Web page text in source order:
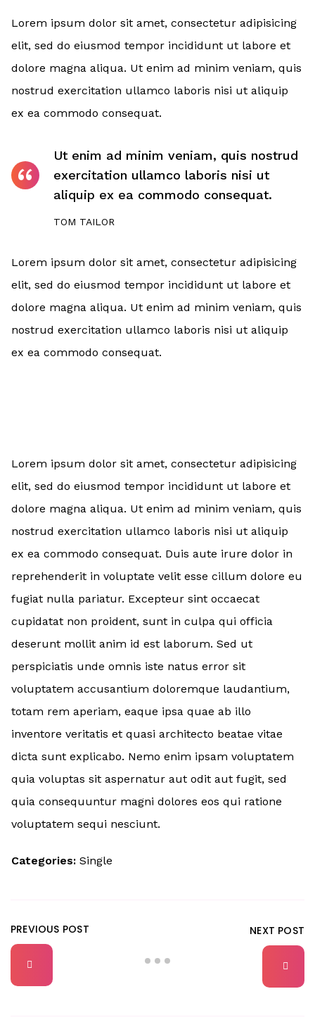
Lorem ipsum dolor sit amet, consectetur adipisicing
elit, sed do eiusmod tempor incididunt ut labore et
dolore magna aliqua. Ut enim ad minim veniam, quis
nostrud exercitation ullamco laboris nisi ut aliquip
ex ea commodo consequat.
Ut enim ad minim veniam, quis nostrud
exercitation ullamco laboris nisi ut
aliquip ex ea commodo consequat.
TOM TAILOR
Lorem ipsum dolor sit amet, consectetur adipisicing
elit, sed do eiusmod tempor incididunt ut labore et
dolore magna aliqua. Ut enim ad minim veniam, quis
nostrud exercitation ullamco laboris nisi ut aliquip
ex ea commodo consequat.
Lorem ipsum dolor sit amet, consectetur adipisicing
elit, sed do eiusmod tempor incididunt ut labore et
dolore magna aliqua. Ut enim ad minim veniam, quis
nostrud exercitation ullamco laboris nisi ut aliquip
ex ea commodo consequat. Duis aute irure dolor in
reprehenderit in voluptate velit esse cillum dolore eu
fugiat nulla pariatur. Excepteur sint occaecat
cupidatat non proident, sunt in culpa qui officia
deserunt mollit anim id est laborum. Sed ut
perspiciatis unde omnis iste natus error sit
voluptatem accusantium doloremque laudantium,
totam rem aperiam, eaque ipsa quae ab illo
inventore veritatis et quasi architecto beatae vitae
dicta sunt explicabo. Nemo enim ipsam voluptatem
quia voluptas sit aspernatur aut odit aut fugit, sed
quia consequuntur magni dolores eos qui ratione
voluptatem sequi nesciunt.
Categories: Single
PREVIOUS POST NEXT POST